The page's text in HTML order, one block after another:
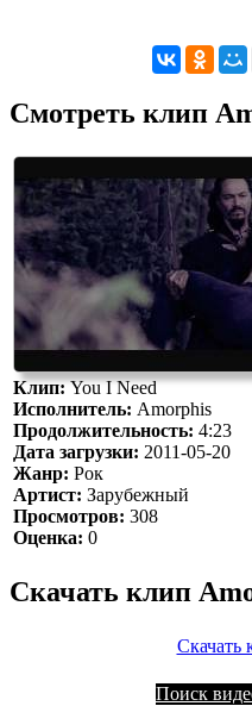
Смотреть клип
Клип:You I Need
Исполнитель: Amorphis
Продолжительность: 4:23
Дата загрузки: 2011-05-20
Жанр: Рок
Артист: Зарубежный
Просмотров: 308
Оценка: 0
Скачать клип
Скачать
Поиск